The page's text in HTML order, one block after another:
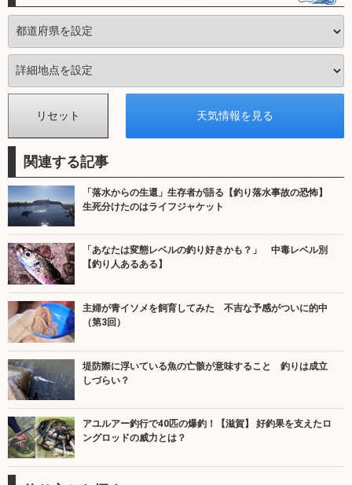
関連する記事
「落水からの生還」生存者が語る【釣り落水事故の恐怖】
生死分けたのはライフジャケット
「あなたは変態レベルの釣り好きかも？」 中毒レベル別
【釣り人あるある】
主婦が青イソメを飼育してみた 不吉な予感がついに的中
（第3回）
堤防際に浮いている魚の亡骸が意味すること 釣りは成立
しづらい？
アユルアー釣行で40匹の爆釣！【滋賀】 好釣果を支えたロ
ングロッドの威力とは？